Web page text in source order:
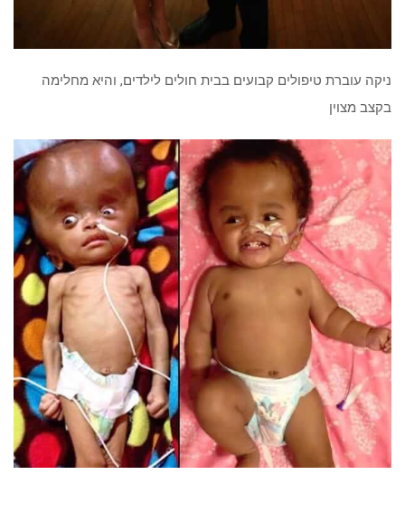
ניקה עוברת טיפולים קבועים בבית חולים לילדים, והיא מחלימה
בקצב מצוין